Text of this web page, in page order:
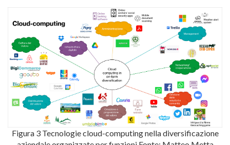
Figura 3 Tecnologie cloud-computing nella diversificazione